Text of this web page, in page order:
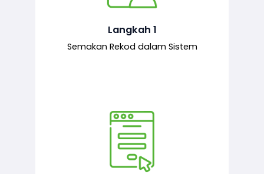
Langkah 1
Semakan Rekod dalam Sistem
yang pernah dibuat oleh pemohon,
Pemohon mengisi borang
permohonan bagi pendaftaran